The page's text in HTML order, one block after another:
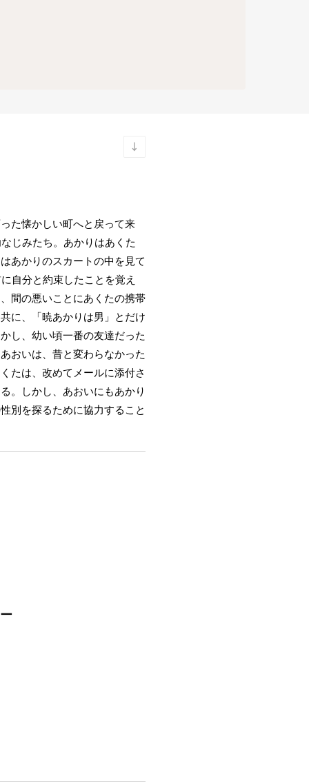
た懐かしい町へと戻って来
じみたち。あかりはあくた
あかりのスカートの中を見て
自分と約束したことを覚え
間の悪いことにあくたの携帯
に、「暁あかりは男」とだけ
し、幼い頃一番の友達だった
おいは、昔と変わらなかった
たは、改めてメールに添付さ
。しかし、あおいにもあかり
別を探るために協力すること